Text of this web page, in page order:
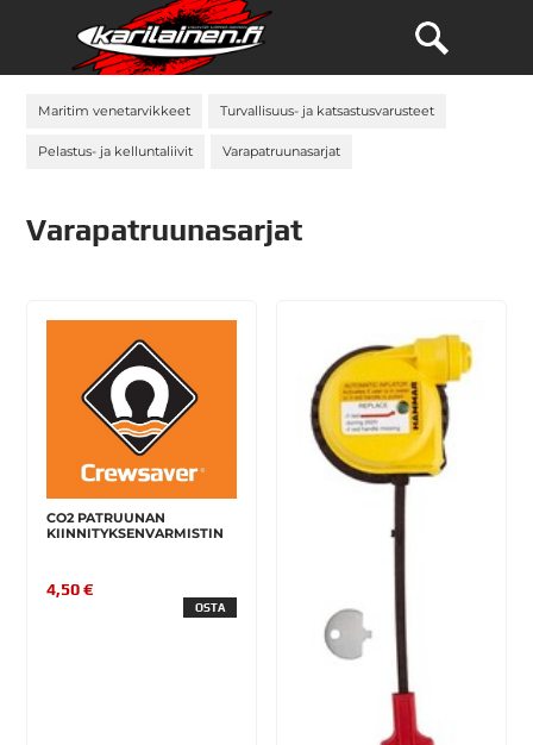
Maritim venetarvikkeet Turvallisuus- ja katsastusvarusteet
Pelastus- ja kelluntaliivit Varapatruunasarjat
Varapatruunasarjat
CO2 PATRUUNAN
KIINNITYKSENVARMISTIN
4,50 €
OSTA